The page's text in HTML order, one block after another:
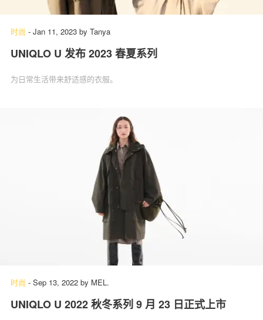
时尚 - Jan 11, 2023 by Tanya
UNIQLO U 发布 2023 春夏系列
为日常生活带来舒适感的衣服。
时尚 - Sep 13, 2022 by MEL.
UNIQLO U 2022 秋冬系列 9 月 23 日正式上市